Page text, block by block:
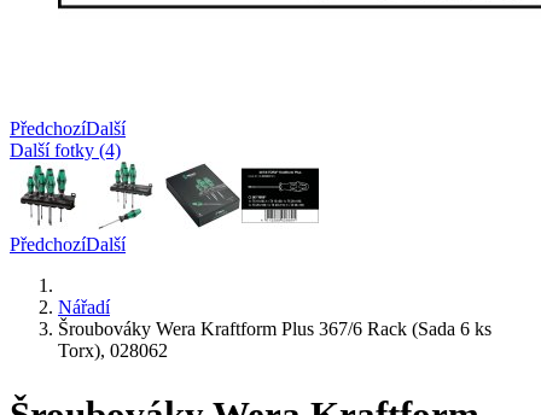
PředchozíDalší
Další fotky (4)
PředchozíDalší
Nářadí
Šroubováky Wera Kraftform Plus 367/6 Rack (Sada 6 ks
Torx), 028062